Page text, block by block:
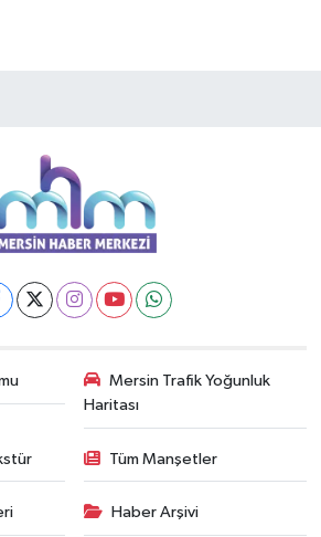
Mersin Trafik Yoğunluk
Haritası
Tüm Manşetler
Haber Arşivi